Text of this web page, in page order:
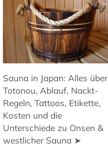
Sauna in Japan: Alles über
Totonou, Ablauf, Nackt-
Regeln, Tattoos, Etikette,
Kosten und die
Unterschiede zu Onsen &
westlicher Sauna ➤